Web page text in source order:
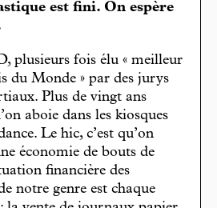
est fini. On espère
plusieurs fois élu « meilleur
du Monde » par des jurys
Plus de vingt ans
aboie dans les kiosques
Le hic, c’est qu’on
économie de bouts de
financière des
notre genre est chaque